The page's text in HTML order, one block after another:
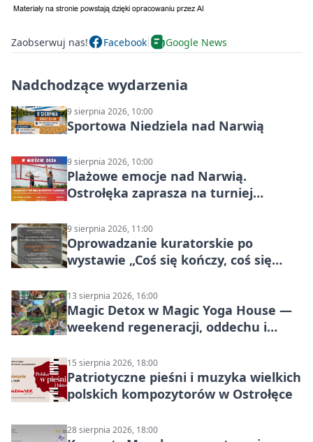
Zaobserwuj nas! Facebook Google News
Nadchodzące wydarzenia
9 sierpnia 2026, 10:00
Sportowa Niedziela nad Narwią
9 sierpnia 2026, 10:00
Plażowe emocje nad Narwią.
Ostrołęka zaprasza na turniej
9 sierpnia 2026, 11:00
Oprowadzanie kuratorskie po
wystawie „Coś się kończy, coś się
Mazowsza do Korony”
13 sierpnia 2026, 16:00
Magic Detox w Magic Yoga House —
weekend regeneracji, oddechu i
15 sierpnia 2026, 18:00
Patriotyczne pieśni i muzyka wielkich
polskich kompozytorów w Ostrołęce
28 sierpnia 2026, 18:00